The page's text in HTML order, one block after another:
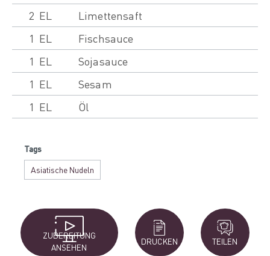
2 EL
Limettensaft
1 EL
Fischsauce
1 EL
Sojasauce
1 EL
Sesam
1 EL Öl
Tags
Asiatische Nudeln
ZUBEREITUNG
ANSEHEN
DRUCKEN TEILEN